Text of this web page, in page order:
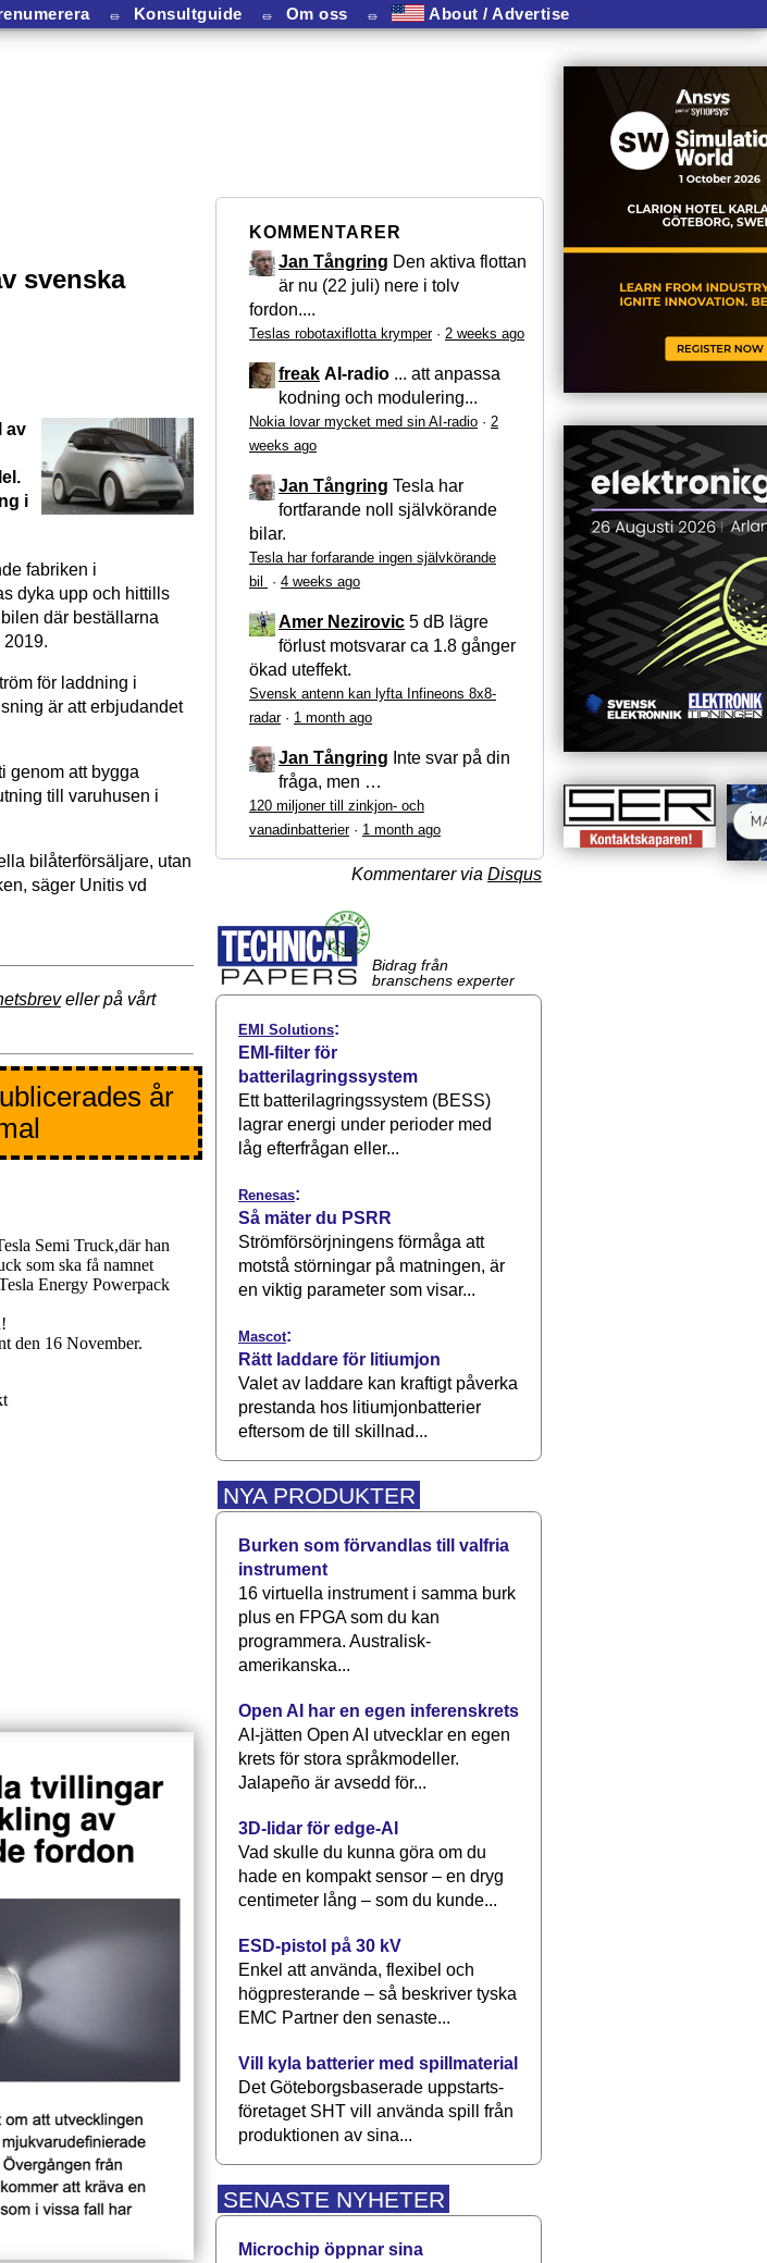
⏛ Konsultguide ⏛ Om oss ⏛ About / Advertise
svenska
av
i
fabriken i
dyka upp och hittills
där beställarna
2019.
för laddning i
är att erbjudandet
genom att bygga
till varuhusen i
bilåterförsäljare, utan
säger Unitis vd
eller på vårt
år
KOMMENTARER
Jan Tångring Den aktiva flottan
är nu (22 juli) nere i tolv
fordon....
Teslas robotaxiflotta krymper· 2 weeks ago
freak AI-radio ... att anpassa
kodning och modulering...
Nokia lovar mycket med sin AI-radio · 2
weeks ago
Jan Tångring Tesla har
fortfarande noll självkörande
bilar.
Tesla har forfarande ingen självkörande
bil
· 4 weeks ago
Amer Nezirovic 5 dB lägre
förlust motsvarar ca 1.8 gånger
ökad uteffekt.
Svensk antenn kan lyfta Infineons 8x8-
radar· 1 month ago
Jan Tångring Inte svar på din
fråga, men …
120 miljoner till zinkjon- och
vanadinbatterier· 1 month ago
Kommentarer via Disqus
Bidrag från
branschens experter
EMI Solutions:
EMI-filter för
batterilagringssystem
Ett batterilagringssystem (BESS)
lagrar energi under perioder med
låg efterfrågan eller...
Renesas:
Så mäter du PSRR
Strömförsörjningens förmåga att
motstå störningar på matningen, är
en viktig parameter som visar...
Mascot:
Rätt laddare för litiumjon
Valet av laddare kan kraftigt påverka
prestanda hos litiumjonbatterier
eftersom de till skillnad...
NYA PRODUKTER
Burken som förvandlas till valfria
instrument
16 virtuella instrument i samma burk
plus en FPGA som du kan
programmera. Australisk-
amerikanska...
Open AI har en egen inferenskrets
AI-jätten Open AI utvecklar en egen
krets för stora språkmodeller.
Jalapeño är avsedd för...
3D-lidar för edge-AI
Vad skulle du kunna göra om du
hade en kompakt sensor – en dryg
centimeter lång – som du kunde...
ESD-pistol på 30 kV
Enkel att använda, flexibel och
högpresterande – så beskriver tyska
EMC Partner den senaste...
Vill kyla batterier med spillmaterial
Det Göteborgsbaserade upp­starts­
företaget SHT vill använda spill från
produktionen av sina...
SENASTE NYHETER
Microchip öppnar sina